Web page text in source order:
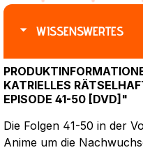
WISSENSWERTES
KATRIELLES
EPISODE 41-50 [DVD]"
Die Folgen 41-50 in der
Anime um die